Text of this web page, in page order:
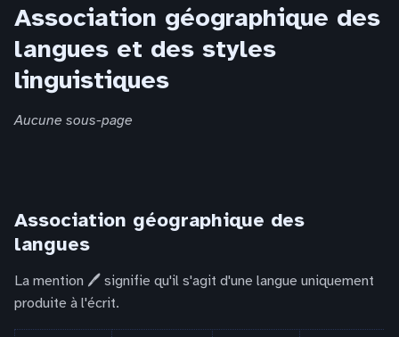
Association géographique des
langues et des styles
linguistiques
Aucune sous-page
Association géographique des
langues
La mention 🖊 signifie qu'il s'agit d'une langue uniquement
produite à l'écrit.